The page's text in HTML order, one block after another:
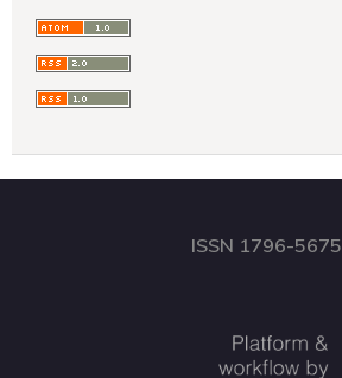
ISSN 1796-5675